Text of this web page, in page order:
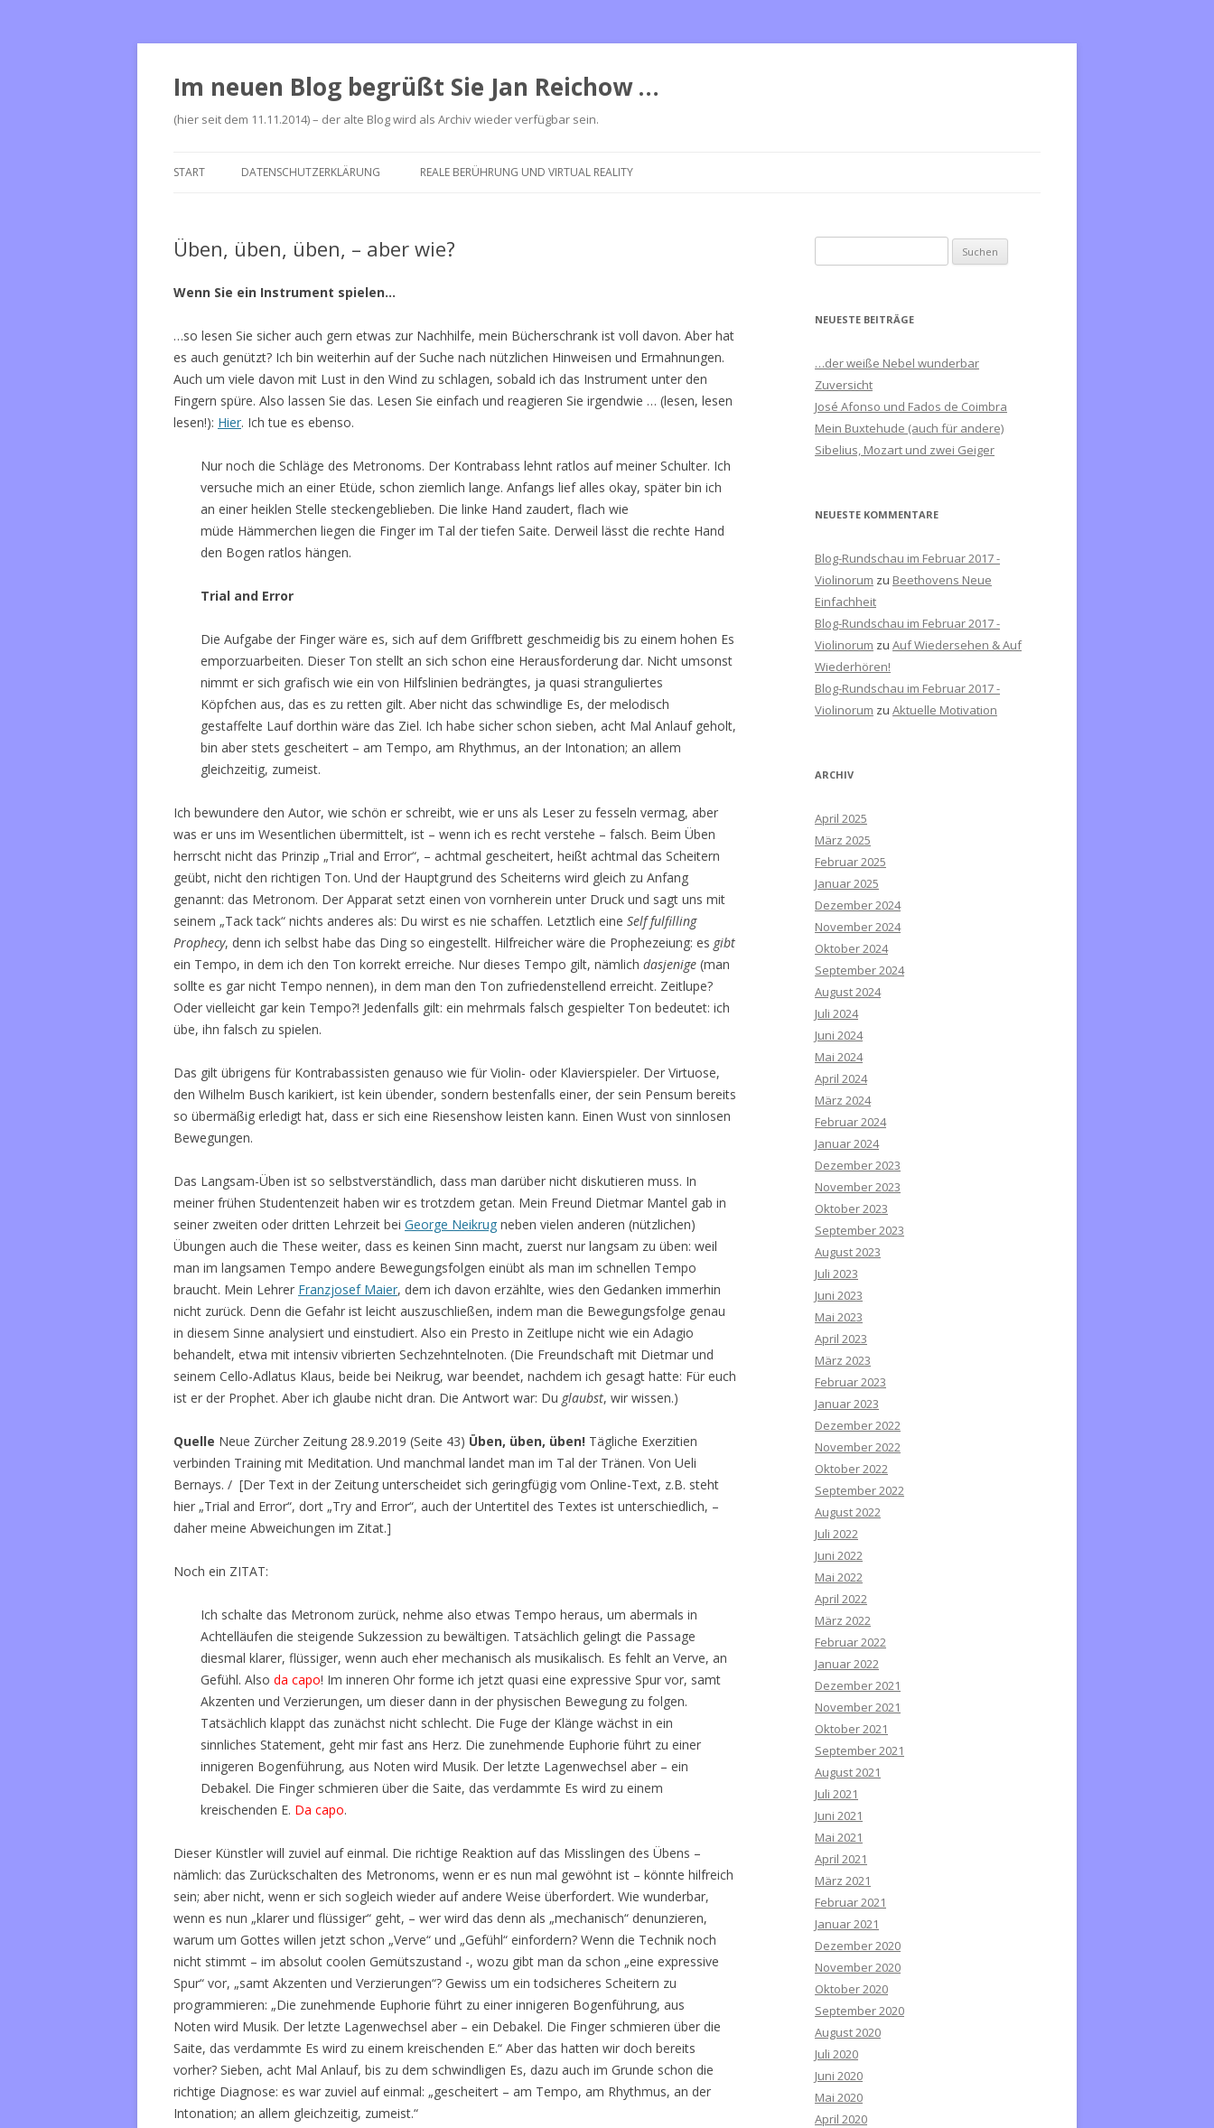
Im neuen Blog begrüßt Sie Jan Reichow …
(hier seit dem 11.11.2014) – der alte Blog wird als Archiv wieder verfügbar sein.
Inhalt
START DATENSCHUTZERKLÄRUNG REALE BERÜHRUNG UND VIRTUAL REALITY
Üben, üben, üben, – aber wie?
Wenn Sie ein Instrument spielen…
…so lesen Sie sicher auch gern etwas zur Nachhilfe, mein Bücherschrank ist voll davon. Aber hat
es auch genützt? Ich bin weiterhin auf der Suche nach nützlichen Hinweisen und Ermahnungen.
Auch um viele davon mit Lust in den Wind zu schlagen, sobald ich das Instrument unter den
Fingern spüre. Also lassen Sie das. Lesen Sie einfach und reagieren Sie irgendwie … (lesen, lesen
lesen!): Hier. Ich tue es ebenso.
Nur noch die Schläge des Metronoms. Der Kontrabass lehnt ratlos auf meiner Schulter. Ich
versuche mich an einer Etüde, schon ziemlich lange. Anfangs lief alles okay, später bin ich
an einer heiklen Stelle steckengeblieben. Die linke Hand zaudert, flach wie
müde Hämmerchen liegen die Finger im Tal der tiefen Saite. Derweil lässt die rechte Hand
den Bogen ratlos hängen.
Trial and Error
Die Aufgabe der Finger wäre es, sich auf dem Griffbrett geschmeidig bis zu einem hohen Es
emporzuarbeiten. Dieser Ton stellt an sich schon eine Herausforderung dar. Nicht umsonst
nimmt er sich grafisch wie ein von Hilfslinien bedrängtes, ja quasi stranguliertes
Köpfchen aus, das es zu retten gilt. Aber nicht das schwindlige Es, der melodisch
gestaffelte Lauf dorthin wäre das Ziel. Ich habe sicher schon sieben, acht Mal Anlauf geholt,
bin aber stets gescheitert – am Tempo, am Rhythmus, an der Intonation; an allem
gleichzeitig, zumeist.
Ich bewundere den Autor, wie schön er schreibt, wie er uns als Leser zu fesseln vermag, aber
was er uns im Wesentlichen übermittelt, ist – wenn ich es recht verstehe – falsch. Beim Üben
herrscht nicht das Prinzip „Trial and Error“, – achtmal gescheitert, heißt achtmal das Scheitern
geübt, nicht den richtigen Ton. Und der Hauptgrund des Scheiterns wird gleich zu Anfang
genannt: das Metronom. Der Apparat setzt einen von vornherein unter Druck und sagt uns mit
seinem „Tack tack“ nichts anderes als: Du wirst es nie schaffen. Letztlich eine Self fulfilling
Prophecy, denn ich selbst habe das Ding so eingestellt. Hilfreicher wäre die Prophezeiung: es gibt
ein Tempo, in dem ich den Ton korrekt erreiche. Nur dieses Tempo gilt, nämlich dasjenige (man
sollte es gar nicht Tempo nennen), in dem man den Ton zufriedenstellend erreicht. Zeitlupe?
Oder vielleicht gar kein Tempo?! Jedenfalls gilt: ein mehrmals falsch gespielter Ton bedeutet: ich
übe, ihn falsch zu spielen.
Das gilt übrigens für Kontrabassisten genauso wie für Violin- oder Klavierspieler. Der Virtuose,
den Wilhelm Busch karikiert, ist kein übender, sondern bestenfalls einer, der sein Pensum bereits
so übermäßig erledigt hat, dass er sich eine Riesenshow leisten kann. Einen Wust von sinnlosen
Bewegungen.
Das Langsam-Üben ist so selbstverständlich, dass man darüber nicht diskutieren muss. In
meiner frühen Studentenzeit haben wir es trotzdem getan. Mein Freund Dietmar Mantel gab in
seiner zweiten oder dritten Lehrzeit bei George Neikrug neben vielen anderen (nützlichen)
Übungen auch die These weiter, dass es keinen Sinn macht, zuerst nur langsam zu üben: weil
man im langsamen Tempo andere Bewegungsfolgen einübt als man im schnellen Tempo
braucht. Mein Lehrer Franzjosef Maier, dem ich davon erzählte, wies den Gedanken immerhin
nicht zurück. Denn die Gefahr ist leicht auszuschließen, indem man die Bewegungsfolge genau
in diesem Sinne analysiert und einstudiert. Also ein Presto in Zeitlupe nicht wie ein Adagio
behandelt, etwa mit intensiv vibrierten Sechzehntelnoten. (Die Freundschaft mit Dietmar und
seinem Cello-Adlatus Klaus, beide bei Neikrug, war beendet, nachdem ich gesagt hatte: Für euch
ist er der Prophet. Aber ich glaube nicht dran. Die Antwort war: Du glaubst, wir wissen.)
Quelle Neue Zürcher Zeitung 28.9.2019 (Seite 43) Üben, üben, üben! Tägliche Exerzitien
verbinden Training mit Meditation. Und manchmal landet man im Tal der Tränen. Von Ueli
Bernays. / [Der Text in der Zeitung unterscheidet sich geringfügig vom Online-Text, z.B. steht
hier „Trial and Error“, dort „Try and Error“, auch der Untertitel des Textes ist unterschiedlich, –
daher meine Abweichungen im Zitat.]
Noch ein ZITAT:
Ich schalte das Metronom zurück, nehme also etwas Tempo heraus, um abermals in
Achtelläufen die steigende Sukzession zu bewältigen. Tatsächlich gelingt die Passage
diesmal klarer, flüssiger, wenn auch eher mechanisch als musikalisch. Es fehlt an Verve, an
Gefühl. Also da capo! Im inneren Ohr forme ich jetzt quasi eine expressive Spur vor, samt
Akzenten und Verzierungen, um dieser dann in der physischen Bewegung zu folgen.
Tatsächlich klappt das zunächst nicht schlecht. Die Fuge der Klänge wächst in ein
sinnliches Statement, geht mir fast ans Herz. Die zunehmende Euphorie führt zu einer
innigeren Bogenführung, aus Noten wird Musik. Der letzte Lagenwechsel aber – ein
Debakel. Die Finger schmieren über die Saite, das verdammte Es wird zu einem
kreischenden E. Da capo.
Dieser Künstler will zuviel auf einmal. Die richtige Reaktion auf das Misslingen des Übens –
nämlich: das Zurückschalten des Metronoms, wenn er es nun mal gewöhnt ist – könnte hilfreich
sein; aber nicht, wenn er sich sogleich wieder auf andere Weise überfordert. Wie wunderbar,
wenn es nun „klarer und flüssiger“ geht, – wer wird das denn als „mechanisch“ denunzieren,
warum um Gottes willen jetzt schon „Verve“ und „Gefühl“ einfordern? Wenn die Technik noch
nicht stimmt – im absolut coolen Gemütszustand -, wozu gibt man da schon „eine expressive
Spur“ vor, „samt Akzenten und Verzierungen“? Gewiss um ein todsicheres Scheitern zu
programmieren: „Die zunehmende Euphorie führt zu einer innigeren Bogenführung, aus
Noten wird Musik. Der letzte Lagenwechsel aber – ein Debakel. Die Finger schmieren über die
Saite, das verdammte Es wird zu einem kreischenden E.“ Aber das hatten wir doch bereits
vorher? Sieben, acht Mal Anlauf, bis zu dem schwindligen Es, dazu auch im Grunde schon die
richtige Diagnose: es war zuviel auf einmal: „gescheitert – am Tempo, am Rhythmus, an der
Intonation; an allem gleichzeitig, zumeist.“
u
h
n
a
c
h
NEUESTE BEITRÄGE
…der weiße Nebel wunderbar
Zuversicht
José Afonso und Fados de Coimbra
Mein Buxtehude (auch für andere)
Sibelius, Mozart und zwei Geiger
NEUESTE KOMMENTARE
Blog-Rundschau im Februar 2017 -
Violinorum zu Beethovens Neue
Einfachheit
Blog-Rundschau im Februar 2017 -
Violinorum zu Auf Wiedersehen & Auf
Wiederhören!
Blog-Rundschau im Februar 2017 -
Violinorum zu Aktuelle Motivation
ARCHIV
April 2025
März 2025
Februar 2025
Januar 2025
Dezember 2024
November 2024
Oktober 2024
September 2024
August 2024
Juli 2024
Juni 2024
Mai 2024
April 2024
März 2024
Februar 2024
Januar 2024
Dezember 2023
November 2023
Oktober 2023
September 2023
August 2023
Juli 2023
Juni 2023
Mai 2023
April 2023
März 2023
Februar 2023
Januar 2023
Dezember 2022
November 2022
Oktober 2022
September 2022
August 2022
Juli 2022
Juni 2022
Mai 2022
April 2022
März 2022
Februar 2022
Januar 2022
Dezember 2021
November 2021
Oktober 2021
September 2021
August 2021
Juli 2021
Juni 2021
Mai 2021
April 2021
März 2021
Februar 2021
Januar 2021
Dezember 2020
November 2020
Oktober 2020
September 2020
August 2020
Juli 2020
Juni 2020
Mai 2020
April 2020